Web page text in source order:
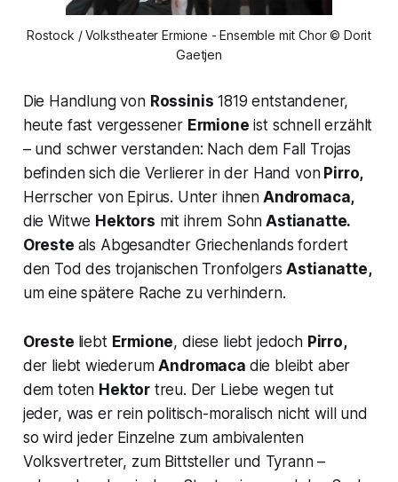
Rostock / Volkstheater Ermione - Ensemble mit Chor © Dorit
Gaetjen
Die Handlung von Rossinis 1819 entstandener,
heute fast vergessener Ermione ist schnell erzählt
– und schwer verstanden: Nach dem Fall Trojas
befinden sich die Verlierer in der Hand vonPirro,
Herrscher von Epirus. Unter ihnen Andromaca,
die Witwe Hektors mit ihrem Sohn Astianatte.
Oreste als Abgesandter Griechenlands fordert
den Tod des trojanischen TronfolgersAstianatte,
um eine spätere Rache zu verhindern.
Oreste liebt Ermione, diese liebt jedoch Pirro,
der liebt wiederumAndromaca die bleibt aber
dem toten Hektor treu. Der Liebe wegen tut
jeder, was er rein politisch-moralisch nicht will und
so wird jeder Einzelne zum ambivalenten
Volksvertreter, zum Bittsteller und Tyrann –